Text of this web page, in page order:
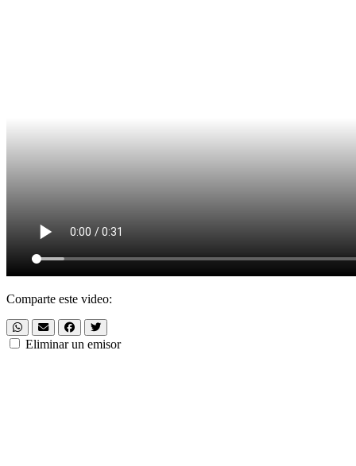
Comparte este video:
Eliminar un emisor